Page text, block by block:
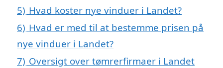
5) Hvad koster nye vinduer i Landet?
6) Hvad er med til at bestemme prisen på
nye vinduer i Landet?
7) Oversigt over tømrerfirmaer i Landet